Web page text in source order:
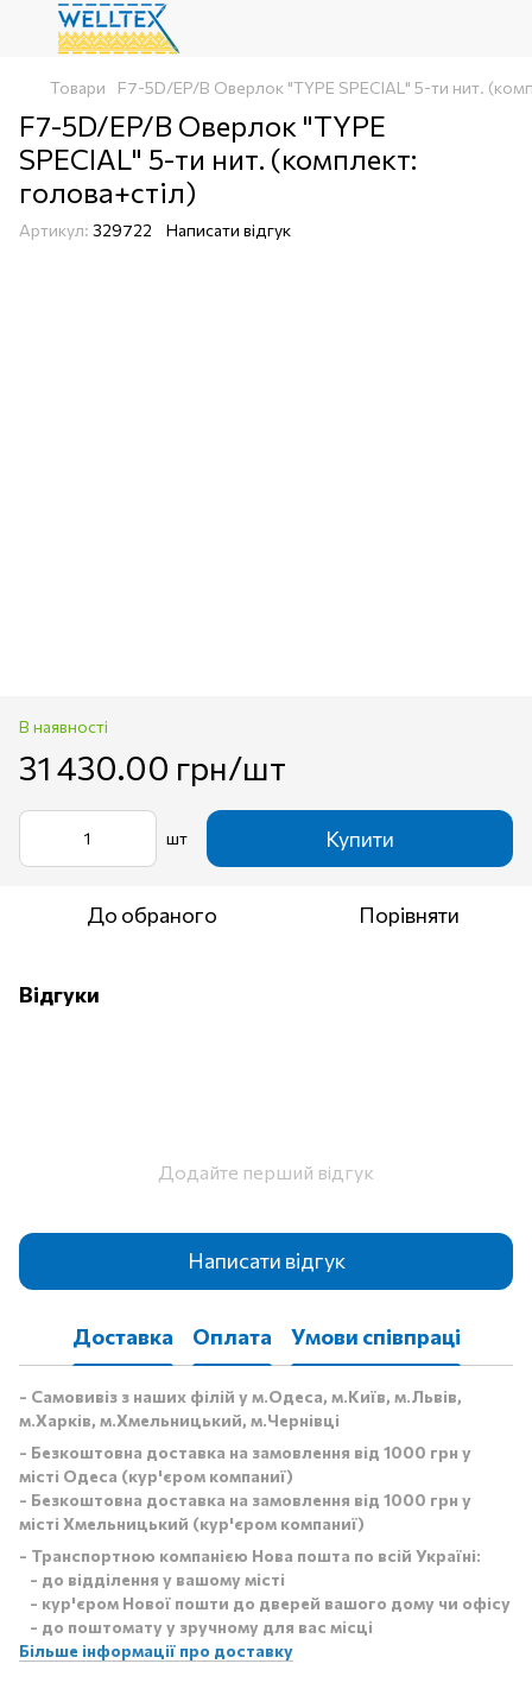
Товари F7-5D/EP/B Оверлок "TYPE SPECIAL" 5-ти нит.
F7-5D/EP/B Оверлок "TYPE
SPECIAL" 5-ти нит. (комплект:
голова+стіл)
Артикул: 329722 Написати відгук
В наявності
31 430.00 грн/шт
шт Купити
До обраного Порівняти
Відгуки
Додайте перший відгук
Написати відгук
Доставка Оплата Умови співпраці
- Самовивіз з наших філій у м.Одеса, м.Київ, м.Львів,
м.Харків, м.Хмельницький, м.Чернівці
- Безкоштовна доставка на замовлення від 1000 грн у
місті Одеса (кур'єром компаниї)
- Безкоштовна доставка на замовлення від 1000 грн у
місті Хмельницький (кур'єром компаниї)
- Транспортною компанією Нова пошта по всій Україні:
- до відділення у вашому місті
- кур'єром Нової пошти до дверей вашого дому чи офісу
- до поштомату у зручному для вас місці
Більше інформації про доставку